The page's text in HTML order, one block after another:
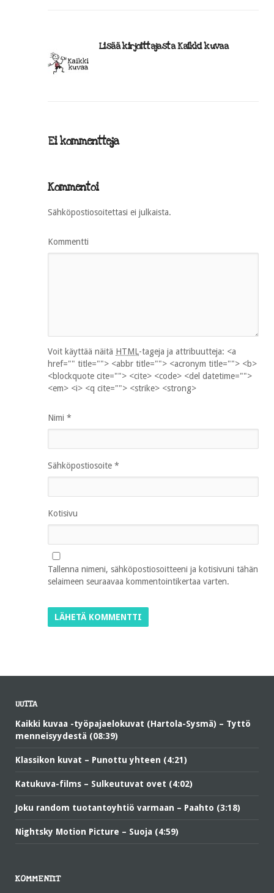
Lisää kirjoittajasta Kaikki kuvaa
Ei kommentteja
Kommentoi
Sähköpostiosoitettasi ei julkaista.
Kommentti
Voit käyttää näitä HTML-tageja ja attribuutteja: <a
href="" title=""> <abbr title=""> <acronym title=""> <b>
<blockquote cite=""> <cite> <code> <del datetime="">
<em> <i> <q cite=""> <strike> <strong>
Nimi *
Sähköpostiosoite *
Kotisivu
Tallenna nimeni, sähköpostiosoitteeni ja kotisivuni tähän
selaimeen seuraavaa kommentointikertaa varten.
UUTTA
Kaikki kuvaa -työpajaelokuvat (Hartola-Sysmä) – Tyttö
menneisyydestä (08:39)
Klassikon kuvat – Punottu yhteen (4:21)
Katukuva-films – Sulkeutuvat ovet (4:02)
Joku random tuotantoyhtiö varmaan – Paahto (3:18)
Nightsky Motion Picture – Suoja (4:59)
KOMMENTIT